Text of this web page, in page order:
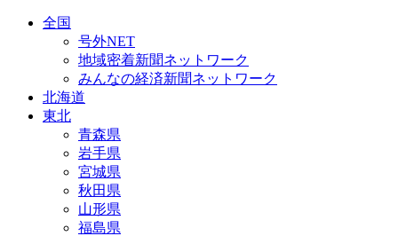
全国
号外NET
地域密着新聞ネットワーク
みんなの経済新聞ネットワーク
北海道
東北
青森県
岩手県
宮城県
秋田県
山形県
福島県